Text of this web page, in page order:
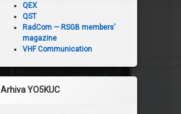
QEX
QST
RadCom — RSGB members’
magazine
VHF Communication
Arhiva YO5KUC